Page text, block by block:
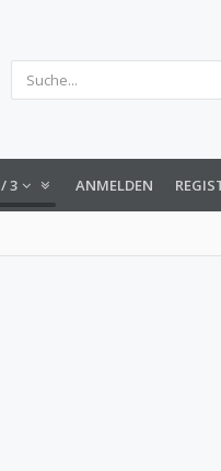
/3 ANMELDEN